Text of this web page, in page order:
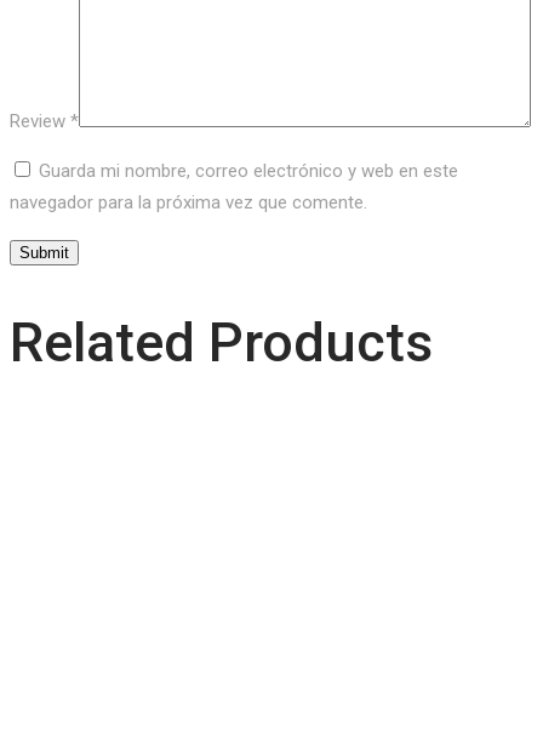
Review *
Guarda mi nombre, correo electrónico y web en este
navegador para la próxima vez que comente.
Related Products